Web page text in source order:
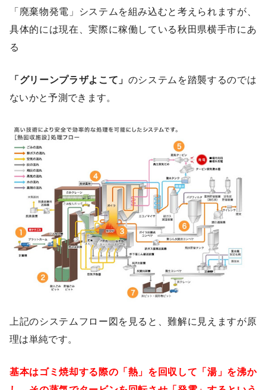
「廃棄物発電」システムを組み込むと考えられますが、
具体的には現在、実際に稼働している秋田県横手市にあ
る
「グリーンプラザよこて」 のシステムを踏襲するのでは
ないかと予測できます。
上記のシステムフロー図を見ると、難解に見えますが原
理は単純です。
基本はゴミ焼却する際の「熱」を回収して「湯」を沸か